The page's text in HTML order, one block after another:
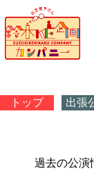
トップ 出張
過去の公演